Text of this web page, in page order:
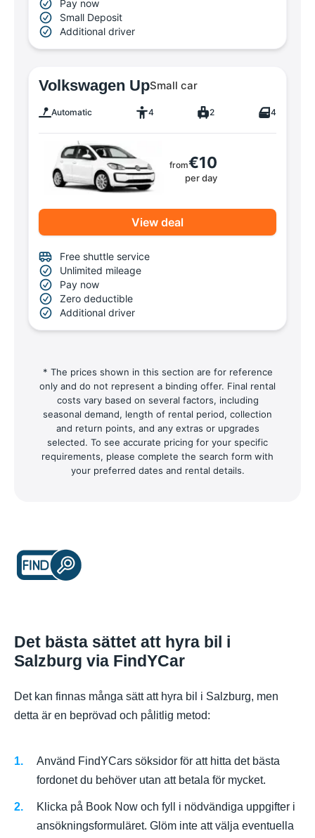
Pay now
Small Deposit
Additional driver
Volkswagen UpSmall car
Automatic 4 2 4
from€10
per day
View deal
Free shuttle service
Unlimited mileage
Pay now
Zero deductible
Additional driver
* The prices shown in this section are for reference
only and do not represent a binding offer. Final rental
costs vary based on several factors, including
seasonal demand, length of rental period, collection
and return points, and any extras or upgrades
selected. To see accurate pricing for your specific
requirements, please complete the search form with
your preferred dates and rental details.
Det bästa sättet att hyra bil i
Salzburg via FindYCar
Det kan finnas många sätt att hyra bil i Salzburg, men
detta är en beprövad och pålitlig metod:
Använd FindYCars söksidor för att hitta det bästa
fordonet du behöver utan att betala för mycket.
Klicka på Book Now och fyll i nödvändiga uppgifter i
ansökningsformuläret. Glöm inte att välja eventuella